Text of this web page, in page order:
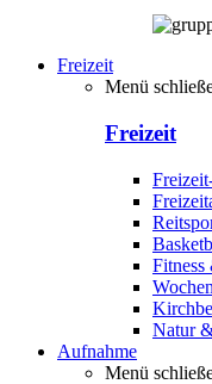
Freizeit
Menü
Freizeit
Fitness
Natur
Aufnahme
Menü